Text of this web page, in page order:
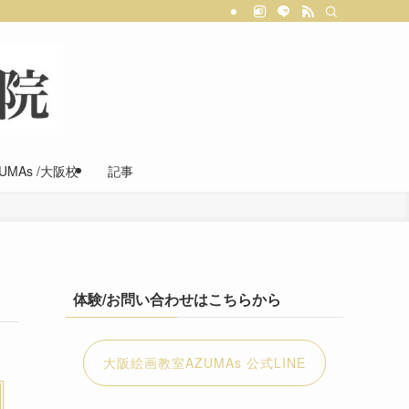
す。大阪で本格的に学べる絵画教室・デッサン/水彩画教室として、一人ひ
/大阪校 記事
体験/お問い合わせはこちらから
大阪絵画教室AZUMAs 公式LINE